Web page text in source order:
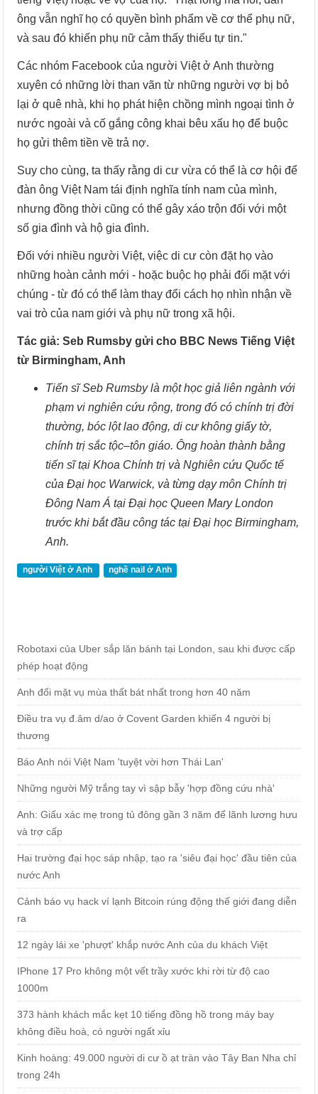
ông vẫn nghĩ họ có quyền bình phẩm về cơ thể phụ nữ,
và sau đó khiến phụ nữ cảm thấy thiếu tự tin."
Các nhóm Facebook của người Việt ở Anh thường
xuyên có những lời than vãn từ những người vợ bị bỏ
lại ở quê nhà, khi họ phát hiện chồng mình ngoại tình ở
nước ngoài và cố gắng công khai bêu xấu họ để buộc
họ gửi thêm tiền về trả nợ.
Suy cho cùng, ta thấy rằng di cư vừa có thể là cơ hội để
đàn ông Việt Nam tái định nghĩa tính nam của mình,
nhưng đồng thời cũng có thể gây xáo trộn đối với một
số gia đình và hộ gia đình.
Đối với nhiều người Việt, việc di cư còn đặt họ vào
những hoàn cảnh mới - hoặc buộc họ phải đối mặt với
chúng - từ đó có thể làm thay đổi cách họ nhìn nhận về
vai trò của nam giới và phụ nữ trong xã hội.
Tác giả: Seb Rumsby gửi cho BBC News Tiếng Việt
từ Birmingham, Anh
Tiến sĩ Seb Rumsby là một học giả liên ngành với
phạm vi nghiên cứu rộng, trong đó có chính trị đời
thường, bóc lột lao động, di cư không giấy tờ,
chính trị sắc tộc–tôn giáo. Ông hoàn thành bằng
tiến sĩ tại Khoa Chính trị và Nghiên cứu Quốc tế
của Đại học Warwick, và từng dạy môn Chính trị
Đông Nam Á tại Đại học Queen Mary London
trước khi bắt đầu công tác tại Đại học Birmingham,
Anh.
người Việt ở Anh nghề nail ở Anh
Robotaxi của Uber sắp lăn bánh tại London, sau khi được cấp
phép hoạt động
Anh đối mặt vụ mùa thất bát nhất trong hơn 40 năm
Điều tra vụ đ.âm d/ao ở Covent Garden khiến 4 người bị
thương
Báo Anh nói Việt Nam 'tuyệt vời hơn Thái Lan'
Những người Mỹ trắng tay vì sập bẫy 'hợp đồng cứu nhà'
Anh: Giấu xác mẹ trong tủ đông gần 3 năm để lãnh lương hưu
và trợ cấp
Hai trường đại học sáp nhập, tạo ra 'siêu đại học' đầu tiên của
nước Anh
Cảnh báo vụ hack ví lạnh Bitcoin rúng động thế giới đang diễn
ra
12 ngày lái xe 'phượt' khắp nước Anh của du khách Việt
IPhone 17 Pro không một vết trầy xước khi rời từ độ cao
1000m
373 hành khách mắc kẹt 10 tiếng đồng hồ trong máy bay
không điều hoà, có người ngất xỉu
Kinh hoàng: 49.000 người di cư ồ ạt tràn vào Tây Ban Nha chỉ
trong 24h